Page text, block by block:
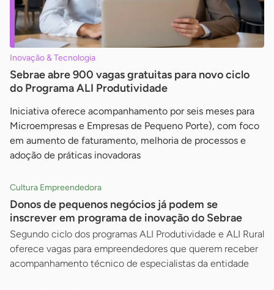
Inovação & Tecnologia
Sebrae abre 900 vagas gratuitas para novo ciclo
do Programa ALI Produtividade
Iniciativa oferece acompanhamento por seis meses para
Microempresas e Empresas de Pequeno Porte), com foco
em aumento de faturamento, melhoria de processos e
adoção de práticas inovadoras
Cultura Empreendedora
Donos de pequenos negócios já podem se
inscrever em programa de inovação do Sebrae
Segundo ciclo dos programas ALI Produtividade e ALI Rural
oferece vagas para empreendedores que querem receber
acompanhamento técnico de especialistas da entidade